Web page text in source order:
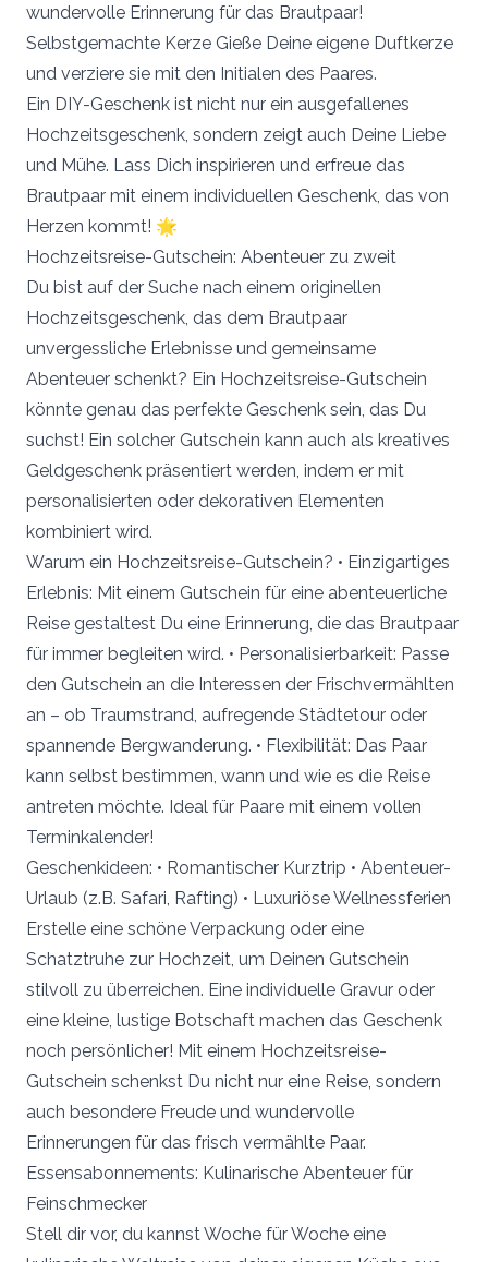
wundervolle Erinnerung für das Brautpaar!
Selbstgemachte Kerze Gieße Deine eigene Duftkerze
und verziere sie mit den Initialen des Paares.
Ein DIY-Geschenk ist nicht nur ein ausgefallenes
Hochzeitsgeschenk, sondern zeigt auch Deine Liebe
und Mühe. Lass Dich inspirieren und erfreue das
Brautpaar mit einem individuellen Geschenk, das von
Herzen kommt! 🌟
Hochzeitsreise-Gutschein: Abenteuer zu zweit
Du bist auf der Suche nach einem originellen
Hochzeitsgeschenk, das dem Brautpaar
unvergessliche Erlebnisse und gemeinsame
Abenteuer schenkt? Ein Hochzeitsreise-Gutschein
könnte genau das perfekte Geschenk sein, das Du
suchst! Ein solcher Gutschein kann auch als kreatives
Geldgeschenk präsentiert werden, indem er mit
personalisierten oder dekorativen Elementen
kombiniert wird.
Warum ein Hochzeitsreise-Gutschein? • Einzigartiges
Erlebnis: Mit einem Gutschein für eine abenteuerliche
Reise gestaltest Du eine Erinnerung, die das Brautpaar
für immer begleiten wird. • Personalisierbarkeit: Passe
den Gutschein an die Interessen der Frischvermählten
an – ob Traumstrand, aufregende Städtetour oder
spannende Bergwanderung. • Flexibilität: Das Paar
kann selbst bestimmen, wann und wie es die Reise
antreten möchte. Ideal für Paare mit einem vollen
Terminkalender!
Geschenkideen: • Romantischer Kurztrip • Abenteuer-
Urlaub (z.B. Safari, Rafting) • Luxuriöse Wellnessferien
Erstelle eine schöne Verpackung oder eine
Schatztruhe zur Hochzeit, um Deinen Gutschein
stilvoll zu überreichen. Eine individuelle Gravur oder
eine kleine, lustige Botschaft machen das Geschenk
noch persönlicher! Mit einem Hochzeitsreise-
Gutschein schenkst Du nicht nur eine Reise, sondern
auch besondere Freude und wundervolle
Erinnerungen für das frisch vermählte Paar.
Essensabonnements: Kulinarische Abenteuer für
Feinschmecker
Stell dir vor, du kannst Woche für Woche eine